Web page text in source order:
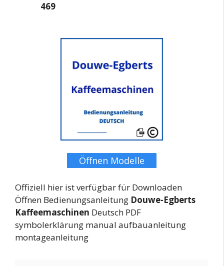
469
Öffnen Modelle
Offiziell hier ist verfügbar für Downloaden
Öffnen Bedienungsanleitung Douwe-Egberts
Kaffeemaschinen Deutsch PDF
symbolerklärung manual aufbauanleitung
montageanleitung